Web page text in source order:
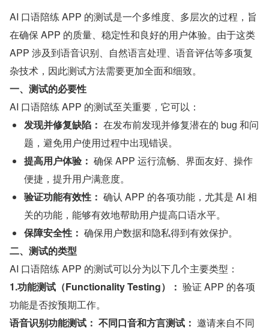
AI 口语陪练 APP 的测试是一个多维度、多层次的过程，旨
在确保 APP 的质量、稳定性和良好的用户体验。由于这类
APP 涉及到语音识别、自然语言处理、语音评估等多项复
杂技术，因此测试方法需要更加全面和细致。
一、测试的必要性
AI 口语陪练 APP 的测试至关重要，它可以：
发现并修复缺陷： 在发布前发现并修复潜在的 bug 和问
题，避免用户使用过程中出现错误。
提高用户体验： 确保 APP 运行流畅、界面友好、操作
便捷，提升用户满意度。
验证功能有效性： 确认 APP 的各项功能，尤其是 AI 相
关的功能，能够有效地帮助用户提高口语水平。
保障安全性： 确保用户数据和隐私得到有效保护。
二、测试的类型
AI 口语陪练 APP 的测试可以分为以下几个主要类型：
1.功能测试（Functionality Testing）： 验证 APP 的各项
功能是否按预期工作。
语音识别功能测试： 不同口音和方言测试： 邀请来自不同